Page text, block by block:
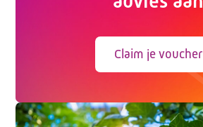
Claim je voucher